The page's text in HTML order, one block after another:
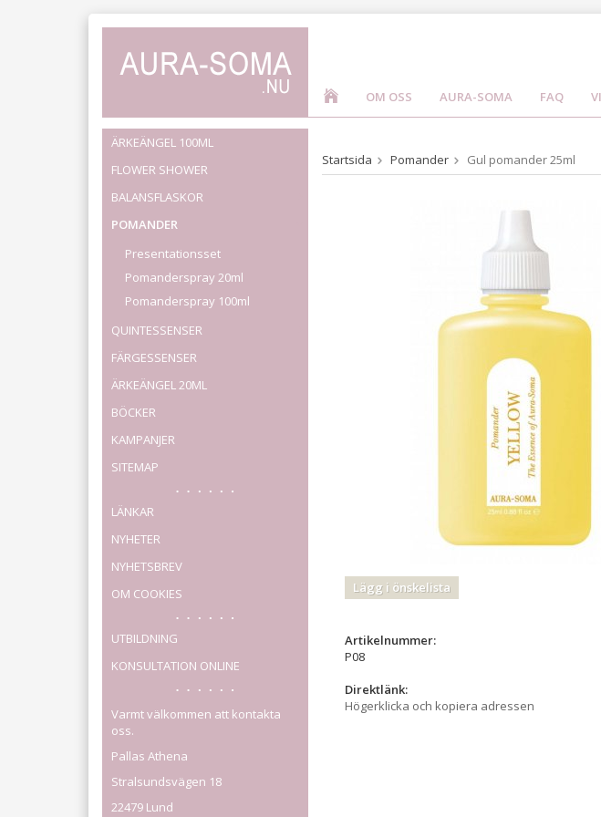
OM OSS AURA-SOMA FAQ
ÄRKEÄNGEL 100ML
FLOWER SHOWER
BALANSFLASKOR
POMANDER
Presentationsset
Pomanderspray 20ml
Pomanderspray 100ml
QUINTESSENSER
FÄRGESSENSER
ÄRKEÄNGEL 20ML
BÖCKER
KAMPANJER
SITEMAP
LÄNKAR
NYHETER
NYHETSBREV
OM COOKIES
UTBILDNING
KONSULTATION ONLINE
Varmt välkommen att kontakta
oss.
Pallas Athena
Stralsundsvägen 18
22479 Lund
Startsida Pomander Gul pomander 25ml
Lägg i önskelista
Artikelnummer:
P08
Direktlänk:
Högerklicka och kopiera adressen